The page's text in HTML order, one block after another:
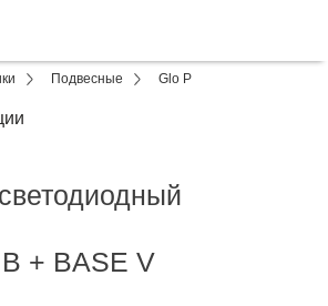
Подвесные Glo P
+ BASE V